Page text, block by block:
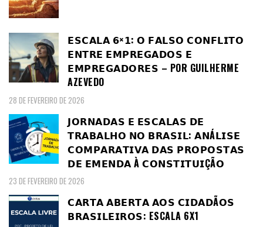
𝗘𝗦𝗖𝗔𝗟𝗔 𝟲×𝟭: 𝗢 𝗙𝗔𝗟𝗦𝗢 𝗖𝗢𝗡𝗙𝗟𝗜𝗧𝗢
𝗘𝗡𝗧𝗥𝗘 𝗘𝗠𝗣𝗥𝗘𝗚𝗔𝗗𝗢𝗦 𝗘
𝗘𝗠𝗣𝗥𝗘𝗚𝗔𝗗𝗢𝗥𝗘𝗦 – POR GUILHERME
AZEVEDO
28 DE FEVEREIRO DE 2026
𝗝𝗢𝗥𝗡𝗔𝗗𝗔𝗦 𝗘 𝗘𝗦𝗖𝗔𝗟𝗔𝗦 𝗗𝗘
𝗧𝗥𝗔𝗕𝗔𝗟𝗛𝗢 𝗡𝗢 𝗕𝗥𝗔𝗦𝗜𝗟: 𝗔𝗡Á𝗟𝗜𝗦𝗘
𝗖𝗢𝗠𝗣𝗔𝗥𝗔𝗧𝗜𝗩𝗔 𝗗𝗔𝗦 𝗣𝗥𝗢𝗣𝗢𝗦𝗧𝗔𝗦
𝗗𝗘 𝗘𝗠𝗘𝗡𝗗𝗔 À 𝗖𝗢𝗡𝗦𝗧𝗜𝗧𝗨𝗜ÇÃ𝗢
23 DE FEVEREIRO DE 2026
𝗖𝗔𝗥𝗧𝗔 𝗔𝗕𝗘𝗥𝗧𝗔 𝗔𝗢𝗦 𝗖𝗜𝗗𝗔𝗗Ã𝗢𝗦
𝗕𝗥𝗔𝗦𝗜𝗟𝗘𝗜𝗥𝗢𝗦: ESCALA 6X1